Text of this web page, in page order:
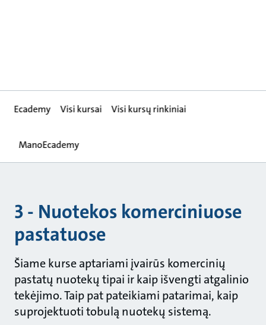
Ecademy Visi kursai Visi kursų rinkiniai
ManoEcademy
3 - Nuotekos komerciniuose
pastatuose
Šiame kurse aptariami įvairūs komercinių
pastatų nuotekų tipai ir kaip išvengti atgalinio
tekėjimo. Taip pat pateikiami patarimai, kaip
suprojektuoti tobulą nuotekų sistemą.